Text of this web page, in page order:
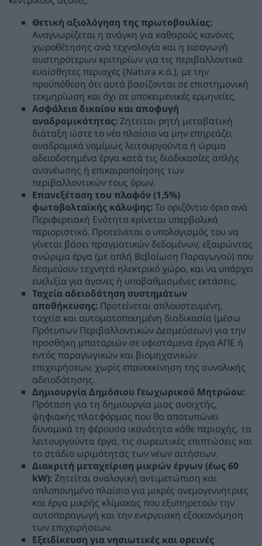
Θετική αξιολόγηση της πρωτοβουλίας:
Αναγνωρίζεται η ανάγκη για καθαρούς κανόνες
χωροθέτησης ανά τεχνολογία και η εισαγωγή
αυστηρότερων κριτηρίων για τις περιβαλλοντικά
ευαίσθητες περιοχές (Natura κ.ά.), με την
προϋπόθεση ότι αυτά βασίζονται σε επιστημονική
τεκμηρίωση και όχι σε υποκειμενικές ερμηνείες.
Ασφάλεια δικαίου και αποφυγή
αναδρομικότητας:Ζητείται ρητή μεταβατική
διάταξη ώστε το νέο πλαίσιο να μην επηρεάζει
αναδρομικά νομίμως λειτουργούντα ή ώριμα
αδειοδοτημένα έργα κατά τις διαδικασίες απλής
ανανέωσης ή επικαιροποίησης των
περιβαλλοντικών τους όρων.
Επανεξέταση του πλαφόν (1,5%)
φωτοβολταϊκής κάλυψης:Το οριζόντιο όριο ανά
Περιφερειακή Ενότητα κρίνεται υπερβολικά
περιοριστικό. Προτείνεται ο υπολογισμός του να
γίνεται βάσει πραγματικών δεδομένων, εξαιρώντας
ανώριμα έργα (με απλή Βεβαίωση Παραγωγού) που
δεσμεύουν τεχνητά ηλεκτρικό χώρο, και να υπάρχει
ευελιξία για άγονες ή υποβαθμισμένες εκτάσεις.
Ταχεία αδειοδότηση συστημάτων
αποθήκευσης: Προτείνεται απλουστευμένη,
ταχεία και αυτοματοποιημένη διαδικασία (μέσω
Πρότυπων Περιβαλλοντικών Δεσμεύσεων) για την
προσθήκη μπαταριών σε υφιστάμενα έργα ΑΠΕ ή
εντός παραγωγικών και βιομηχανικών
επιχειρήσεων, χωρίς επανεκκίνηση της συνολικής
αδειοδότησης.
Δημιουργία Δημόσιου Γεωχωρικού Μητρώου:
Πρόταση για τη δημιουργία μιας ανοιχτής,
ψηφιακής πλατφόρμας που θα αποτυπώνει
δυναμικά τη φέρουσα ικανότητα κάθε περιοχής, τα
λειτουργούντα έργα, τις σωρευτικές επιπτώσεις και
το στάδιο ωριμότητας των νέων αιτήσεων.
Διακριτή μεταχείριση μικρών έργων (έως 60
kW):Ζητείται αναλογική αντιμετώπιση και
απλοποιημένο πλαίσιο για μικρές ανεμογεννήτριες
και έργα μικρής κλίμακας που εξυπηρετούν την
αυτοπαραγωγή και την ενεργειακή εξοικονόμηση
των επιχειρήσεων.
Εξειδίκευση για νησιωτικές και ορεινές